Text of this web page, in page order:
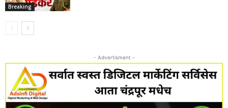
Breaking
- Advertisment -